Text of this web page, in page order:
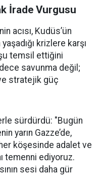
İrade Vurgusu
acısı, Kudüs’ün
krizlere karşı
temsil ettiğini
savunma değil;
ve stratejik güç
sürdürdü: "Bugün
yarın Gazze’de,
köşesinde adalet ve
temenni ediyoruz.
sesi daha gür